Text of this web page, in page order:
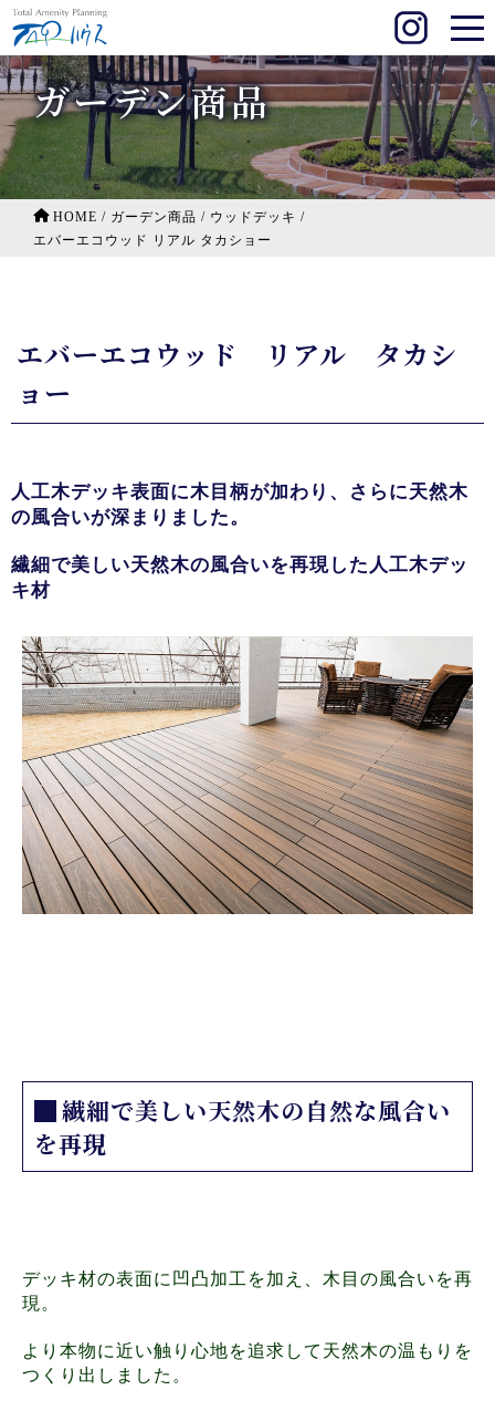
ガーデン商品
HOME / ガーデン商品 / ウッドデッキ /
エバーエコウッド リアル タカショー
エバーエコウッド リアル タカシ
ョー
人工木デッキ表面に木目柄が加わり、さらに天然木
の風合いが深まりました。
繊細で美しい天然木の風合いを再現した人工木デッ
キ材
繊細で美しい天然木の自然な風合い
を再現
デッキ材の表面に凹凸加工を加え、木目の風合いを再
現。
より本物に近い触り心地を追求して天然木の温もりを
つくり出しました。